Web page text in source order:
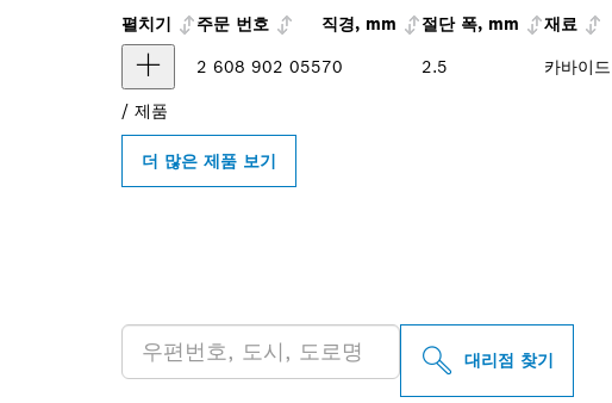
펼치기
주문 번호 직경, mm 절단 폭, mm 재료
2 608 902 05570 2.5 카바이
/ 제품
더 많은 제품 보기
대리점 찾기